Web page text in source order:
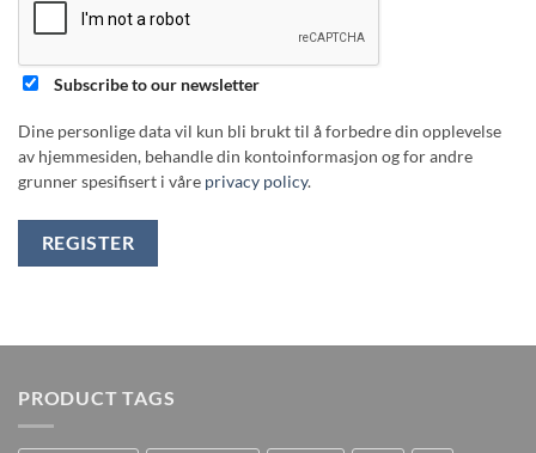
Subscribe to our newsletter
Dine personlige data vil kun bli brukt til å forbedre din opplevelse
av hjemmesiden, behandle din kontoinformasjon og for andre
grunner spesifisert i våre privacy policy.
REGISTER
PRODUCT TAGS